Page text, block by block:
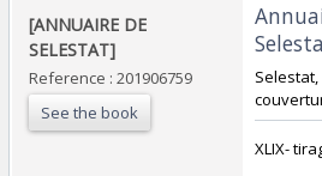
‎[ANNUAIRE DE
SELESTAT]‎
Reference : 201906759
See the book
‎XLIX-